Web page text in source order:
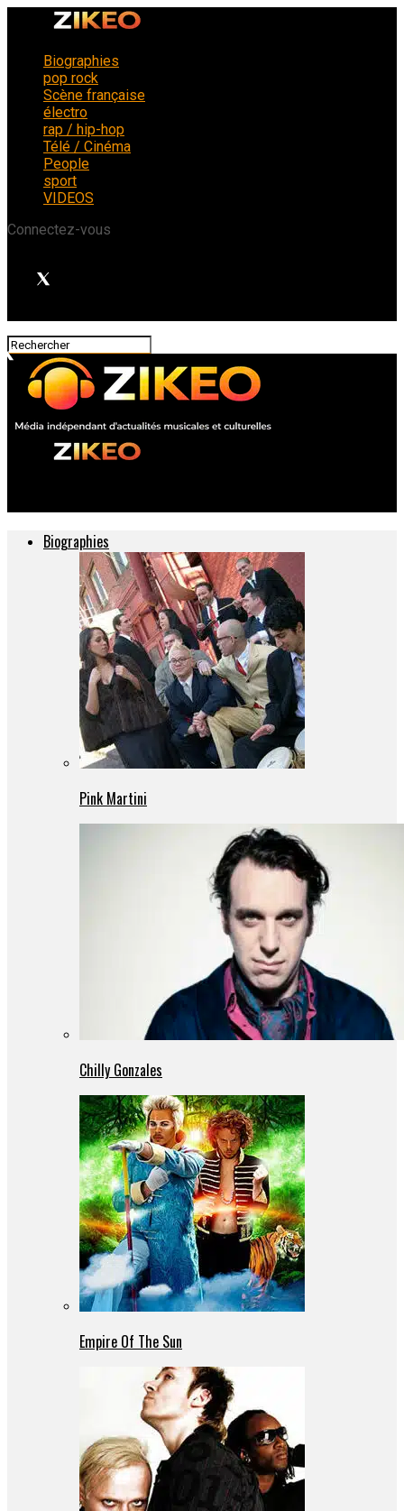
Biographies
pop rock
Scène française
électro
rap / hip-hop
Télé / Cinéma
People
sport
VIDEOS
Connectez-vous
Biographies
Pink Martini
Chilly Gonzales
Empire Of The Sun